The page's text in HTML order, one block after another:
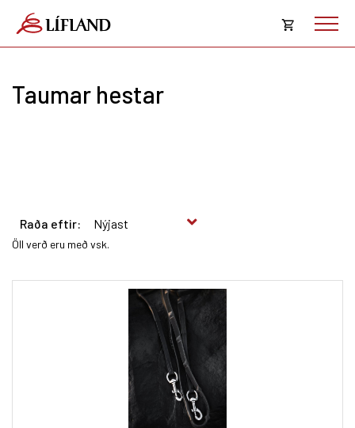
Opna
Karfan þín
Taumar hestar
Öll verð eru með vsk.
Raða eftir: